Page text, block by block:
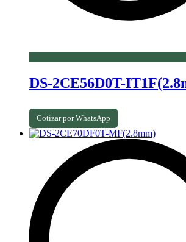
DS-2CE56D0T-
Cotizar por WhatsApp